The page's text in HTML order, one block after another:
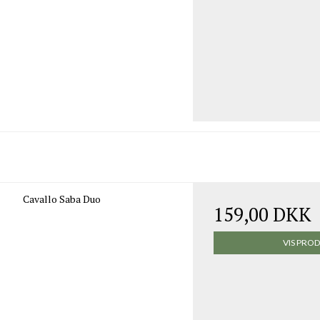
Cavallo Saba Duo
159,00 DKK
VIS